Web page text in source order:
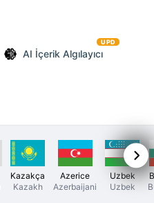
AI İçerik Algılayıcı
UPD
Kazakça
Kazakh
Azerice
Azerbaijani
Uzbek
Uzbek